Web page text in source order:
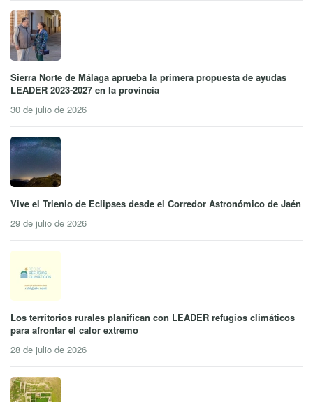
Sierra Norte de Málaga aprueba la primera propuesta de ayudas
LEADER 2023-2027 en la provincia
30 de julio de 2026
Vive el Trienio de Eclipses desde el Corredor Astronómico de Jaén
29 de julio de 2026
Los territorios rurales planifican con LEADER refugios climáticos
para afrontar el calor extremo
28 de julio de 2026